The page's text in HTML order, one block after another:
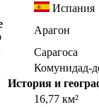
Испания
Арагон
Сарагоса
Комунидад-
История и
16,77 км²